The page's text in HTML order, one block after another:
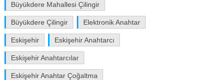
Büyükdere Mahallesi Çilingir
Büyükdere Çilingir Elektronik Anahtar
Eskişehir Eskişehir Anahtarcı
Eskişehir Anahtarcılar
Eskişehir Anahtar Çoğaltma